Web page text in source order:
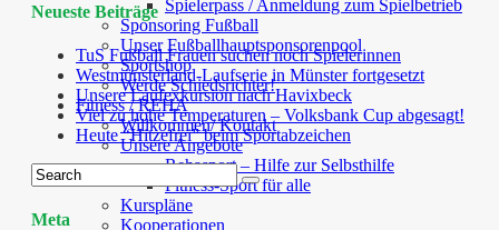
Spielerpass / Anmeldung zum Spielbetrieb
Sponsoring Fußball
Unser Fußballhauptsponsorenpool
Sportshop
Werde Schiedsrichter!
Fitness / REHA
Willkommen/ Kontakt
Unsere Angebote
Rehasport – Hilfe zur Selbsthilfe
Fitness-Sport für alle
Kurspläne
Kooperationen
Neueste Beiträge
TuS Fußball Frauen suchen noch Spielerinnen
Westmünsterland-Laufserie in Münster fortgesetzt
Unsere Laufexkursion nach Havixbeck
Viel zu hohe Temperaturen – Volksbank Cup abgesagt!
Heute “Hitzefrei” beim Sportabzeichen
Meta